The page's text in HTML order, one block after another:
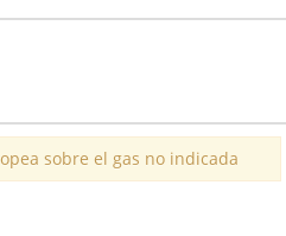
sobre el gas no indicada